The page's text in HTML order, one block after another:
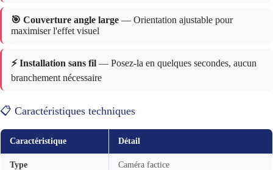
🎯 Couverture angle large — Orientation ajustable pour
maximiser l'effet visuel
⚡ Installation sans fil — Posez-la en quelques secondes, aucun
branchement nécessaire
📋 Caractéristiques techniques
Caractéristique Détail
Type Caméra factice